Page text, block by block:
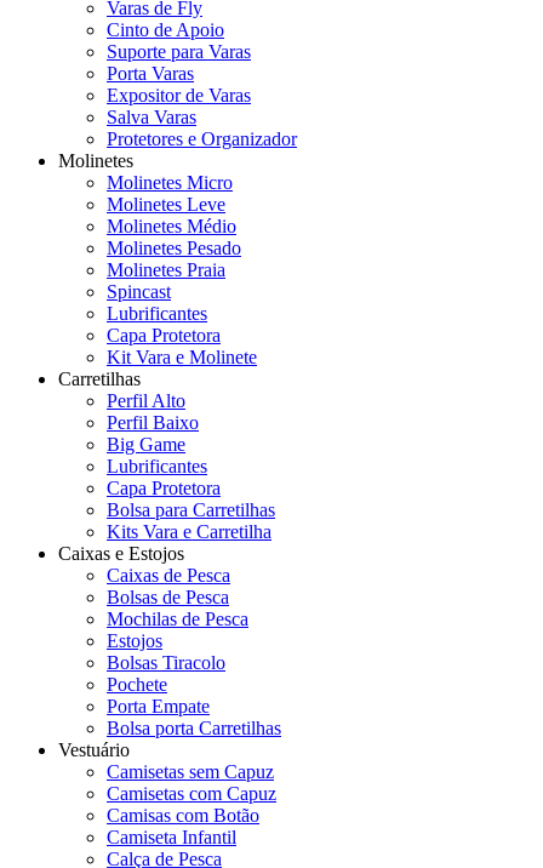
Varas de Fly
Cinto de Apoio
Suporte para Varas
Porta Varas
Expositor de Varas
Salva Varas
Protetores e Organizador
Molinetes
Molinetes Micro
Molinetes Leve
Molinetes Médio
Molinetes Pesado
Molinetes Praia
Spincast
Lubrificantes
Capa Protetora
Kit Vara e Molinete
Carretilhas
Perfil Alto
Perfil Baixo
Big Game
Lubrificantes
Capa Protetora
Bolsa para Carretilhas
Kits Vara e Carretilha
Caixas e Estojos
Caixas de Pesca
Bolsas de Pesca
Mochilas de Pesca
Estojos
Bolsas Tiracolo
Pochete
Porta Empate
Bolsa porta Carretilhas
Vestuário
Camisetas sem Capuz
Camisetas com Capuz
Camisas com Botão
Camiseta Infantil
Calça de Pesca